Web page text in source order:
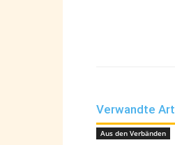
Verwandte
Aus den Verbänden